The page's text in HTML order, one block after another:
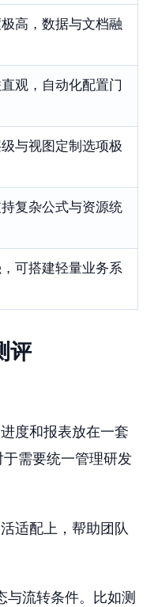
高，数据与文档融
观，自动化配置门
与视图定制选项极
复杂公式与资源统
可搭建轻量业务系
评
度和报表放在一套
需要统一管理研发
适配上，帮助团队
流转条件。比如测